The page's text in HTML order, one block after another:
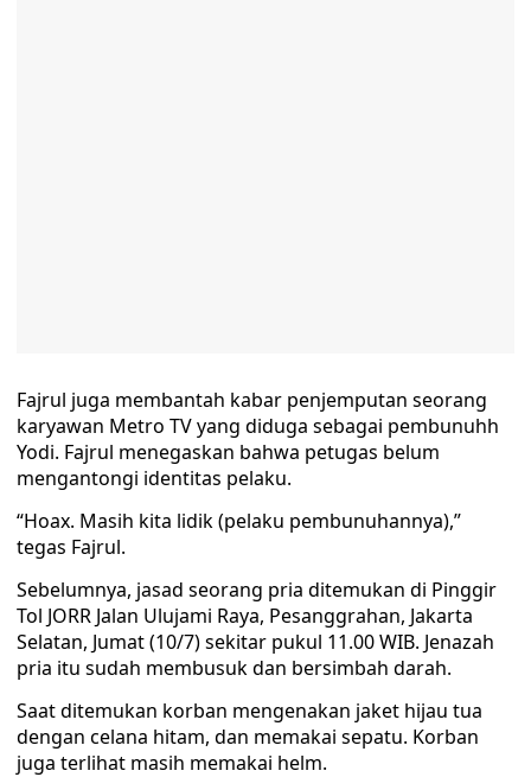
Fajrul juga membantah kabar penjemputan seorang
karyawan Metro TV yang diduga sebagai pembunuhh
Yodi. Fajrul menegaskan bahwa petugas belum
mengantongi identitas pelaku.
“Hoax. Masih kita lidik (pelaku pembunuhannya),”
tegas Fajrul.
Sebelumnya, jasad seorang pria ditemukan di Pinggir
Tol JORR Jalan Ulujami Raya, Pesanggrahan, Jakarta
Selatan, Jumat (10/7) sekitar pukul 11.00 WIB. Jenazah
pria itu sudah membusuk dan bersimbah darah.
Saat ditemukan korban mengenakan jaket hijau tua
dengan celana hitam, dan memakai sepatu. Korban
juga terlihat masih memakai helm.